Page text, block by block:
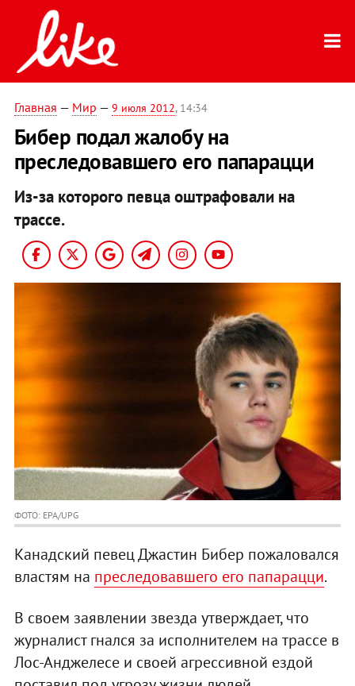
Главная — Мир — 9 июля 2012, 14:34
Бибер подал жалобу на
преследовавшего его папарацци
Из-за которого певца оштрафовали на
трассе.
ФОТО: EPA/UPG
Канадский певец Джастин Бибер пожаловался
властям на преследовавшего его папарацци.
В своем заявлении звезда утверждает, что
журналист гнался за исполнителем на трассе в
Лос-Анджелесе и своей агрессивной ездой